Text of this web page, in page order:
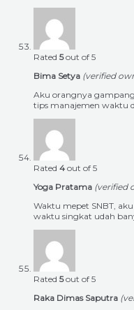
Rated 5out of 5
Bima Setya (verified
Aku orangnya
tips manajemen waktu
Rated 4 out of 5
Yoga Pratama (verified
Waktu mepet SNBT,
waktu singkat udah
Rated 5out of 5
Raka Dimas Saputra